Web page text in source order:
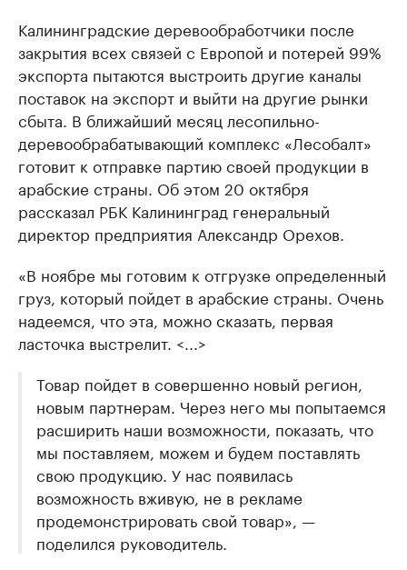
Калининградские деревообработчики после
закрытия всех связей с Европой и потерей 99%
экспорта пытаются выстроить другие каналы
поставок на экспорт и выйти на другие рынки
сбыта. В ближайший месяц лесопильно-
деревообрабатывающий комплекс «Лесобалт»
готовит к отправке партию своей продукции в
арабские страны. Об этом 20 октября
рассказал РБК Калининград генеральный
директор предприятия Александр Орехов.
«В ноябре мы готовим к отгрузке определенный
груз, который пойдет в арабские страны. Очень
надеемся, что эта, можно сказать, первая
ласточка выстрелит. <...>
Товар пойдет в совершенно новый регион,
новым партнерам. Через него мы попытаемся
расширить наши возможности, показать, что
мы поставляем, можем и будем поставлять
свою продукцию. У нас появилась
возможность вживую, не в рекламе
продемонстрировать свой товар», —
поделился руководитель.